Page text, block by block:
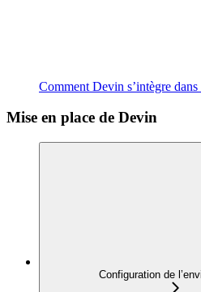
Comment Devin s’intègre
Mise en place de Devin
Configuration de